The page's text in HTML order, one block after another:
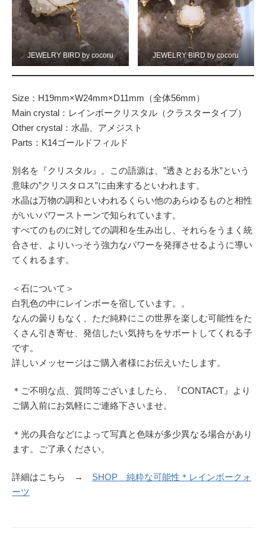
JEWELRY BIRD by cocoru JEWELRY BIRD by cocoru
Size：H19mm×W24mm×D11mm（全体56mm）
Main crystal：レインボークリスタル（クラスタータイプ）
Other crystal：水晶、アメジスト
Parts：K14ゴールドフィルド
別名を『クリスタル』。この語源は、”透きとおる氷”という
意味の”クリスタロス”に由来するといわれます。
水晶は万物の調和といわれるくらい他のあらゆるものと相性
がいいパワーストーンで知られています。
すべてのものに対しての調和を生み出し、それらをうまく統
合させ、よりいっそう強力なパワーを発揮させるように導い
てくれるます。
＜石について＞
白乳色の中にレインボーを宿しています。。
なんの曇りもなく、ただ純粋にこの世界を楽しむ可能性をた
くさん引き寄せ、発信したい気持ちをサポートしてくれる子
です。
詳しいメッセージはご購入者様にお伝えいたします。
＊ご不明な点、質問等ございましたら、『CONTACT』より
ご購入前にお気軽にご連絡下さいませ。
＊光の具合などによって写真と色味が多少異なる場合があり
ます。ご了承ください。
詳細はこちら → SHOP 純粋な可能性＊レインボークォ
ーツ